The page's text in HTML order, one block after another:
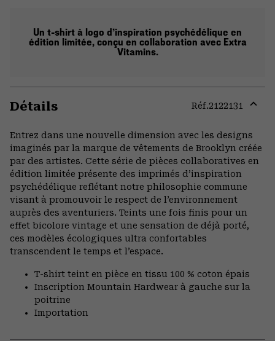
Un t-shirt à logo d’inspiration psychédélique en
édition limitée, conçu en collaboration avec Extra
Vitamins.
Détails Réf.2122131
Entrez dans une nouvelle dimension avec les designs
imaginés par la marque de vêtements de Brooklyn créée
par des artistes. Cette série de pièces collaboratives en
édition limitée présente des imprimés d’inspiration
psychédélique reflétant notre philosophie commune
visant à promouvoir le respect de l’environnement
auprès des aventuriers. Teints une fois finis pour un
effet bicolore vintage et une sensation de déjà porté,
ces modèles écologiques ultra confortables
transcendent le temps et l’espace.
T-shirt teint en pièce en tissu 100 % coton épais
Inscription Mountain Hardwear à gauche sur la
poitrine
Importation